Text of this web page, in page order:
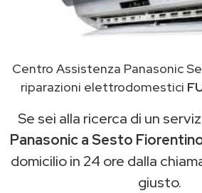
Centro Assistenza Panasonic
riparazioni elettrodomestici
Se sei alla ricerca di un
Panasonic a Sesto
domicilio in 24 ore dalla
giusto.